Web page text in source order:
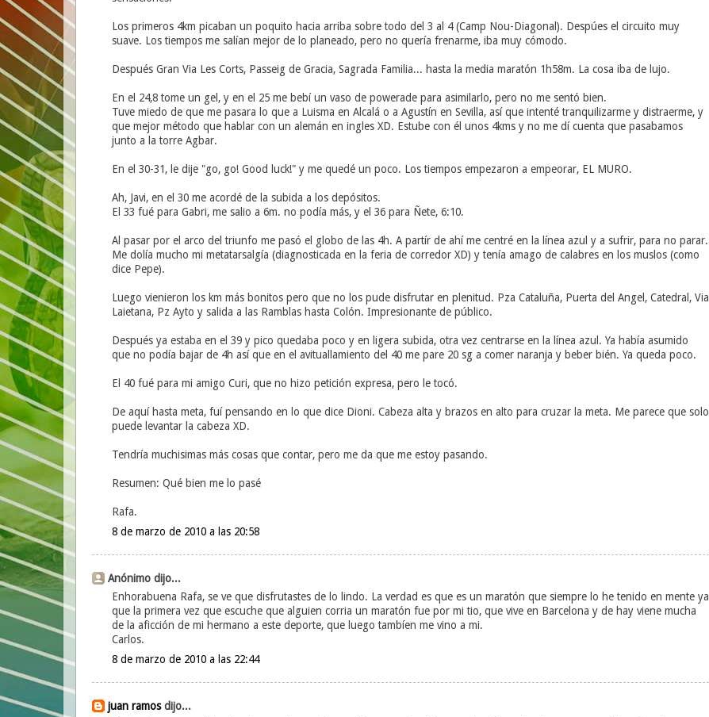
Los primeros 4km picaban un poquito hacia arriba sobre todo del 3 al 4 (Camp Nou-Diagonal). Despúes el circuito muy
suave. Los tiempos me salían mejor de lo planeado, pero no quería frenarme, iba muy cómodo.
Después Gran Via Les Corts, Passeig de Gracia, Sagrada Familia... hasta la media maratón 1h58m. La cosa iba de lujo.
En el 24,8 tome un gel, y en el 25 me bebí un vaso de powerade para asimilarlo, pero no me sentó bien.
Tuve miedo de que me pasara lo que a Luisma en Alcalá o a Agustín en Sevilla, así que intenté tranquilizarme y distraerme, y
que mejor método que hablar con un alemán en ingles XD. Estube con él unos 4kms y no me dí cuenta que pasabamos
junto a la torre Agbar.
En el 30-31, le dije "go, go! Good luck!" y me quedé un poco. Los tiempos empezaron a empeorar, EL MURO.
Ah, Javi, en el 30 me acordé de la subida a los depósitos.
El 33 fué para Gabri, me salio a 6m. no podía más, y el 36 para Ñete, 6:10.
Al pasar por el arco del triunfo me pasó el globo de las 4h. A partír de ahí me centré en la línea azul y a sufrir, para no parar.
Me dolía mucho mi metatarsalgía (diagnosticada en la feria de corredor XD) y tenía amago de calabres en los muslos (como
dice Pepe).
Luego vienieron los km más bonitos pero que no los pude disfrutar en plenitud. Pza Cataluña, Puerta del Angel, Catedral, Via
Laietana, Pz Ayto y salida a las Ramblas hasta Colón. Impresionante de público.
Después ya estaba en el 39 y pico quedaba poco y en ligera subida, otra vez centrarse en la línea azul. Ya había asumido
que no podía bajar de 4h así que en el avituallamiento del 40 me pare 20 sg a comer naranja y beber bién. Ya queda poco.
El 40 fué para mi amigo Curi, que no hizo petición expresa, pero le tocó.
De aquí hasta meta, fuí pensando en lo que dice Dioni. Cabeza alta y brazos en alto para cruzar la meta. Me parece que solo
puede levantar la cabeza XD.
Tendría muchisimas más cosas que contar, pero me da que me estoy pasando.
Resumen: Qué bien me lo pasé
Rafa.
8 de marzo de 2010 a las 20:58
Anónimo dijo...
Enhorabuena Rafa, se ve que disfrutastes de lo lindo. La verdad es que es un maratón que siempre lo he tenido en mente ya
que la primera vez que escuche que alguien corria un maratón fue por mi tio, que vive en Barcelona y de hay viene mucha
de la aficción de mi hermano a este deporte, que luego tambíen me vino a mi.
Carlos.
8 de marzo de 2010 a las 22:44
juan ramosdijo...